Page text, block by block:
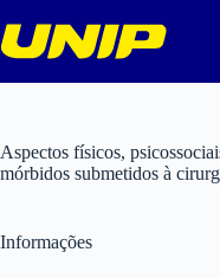
para
o
Aspectos físicos,
mórbidos submetidos à
Informações